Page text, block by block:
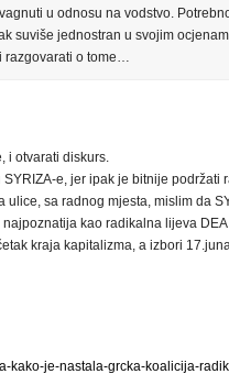
u odnosu na vodstvo.
suviše jednostran u svojim
razgovarati o tome…
i otvarati diskurs.
e, jer ipak je bitnije podržati
ulice, sa radnog mjesta, mislim da
kao radikalna lijeva
kraja kapitalizma, a izbori
kako-je-nastala-grcka-koalicija-